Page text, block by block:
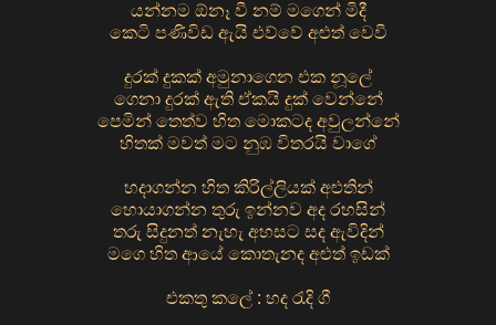
යන්නම ඕනෑ වී නම් මගෙන් මිදී
කෙටි පණිවිඩ ඇයි එව්වේ අළුත් වෙවී
දුරක් දුකක් අමුනාගෙන එක නූලේ
ගෙනා දුරක් ඇති ඒකයි දුක් වෙන්නේ
පෙමින් තෙත්ව හිත මොකටද අවුලන්නේ
හිතක් මවත් මට නුඹ විතරයි වාගේ
හදාගන්න හිත කිරිල්ලියක් අළුතින්
හොයාගන්න තුරු ඉන්නව අද රහසින්
තරු සිදුනත් නැහැ අහසට සද ඇවිදින්
මගෙ හිත ආයේ කොතැනද අළුත් ඉඩක්
එකතු කලේ : හද රැදි ගී